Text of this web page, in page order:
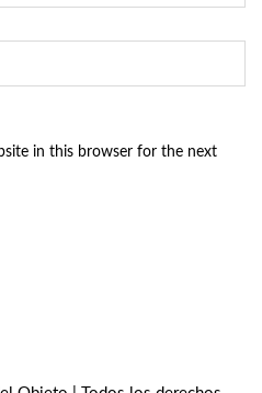
in this browser for the next